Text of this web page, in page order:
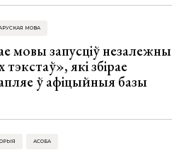
МОВА
мовы запусціў незалежны
які збірае
ў афіцыйныя базы
АСОБА